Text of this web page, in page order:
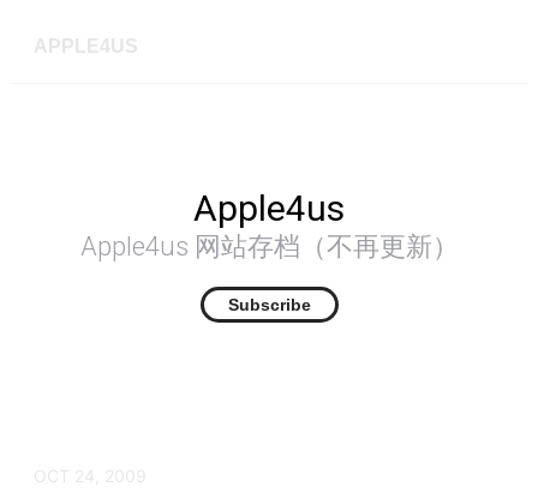
APPLE4US
Apple4us
Apple4us 网站存档（不再更新）
Subscribe
OCT 24, 2009